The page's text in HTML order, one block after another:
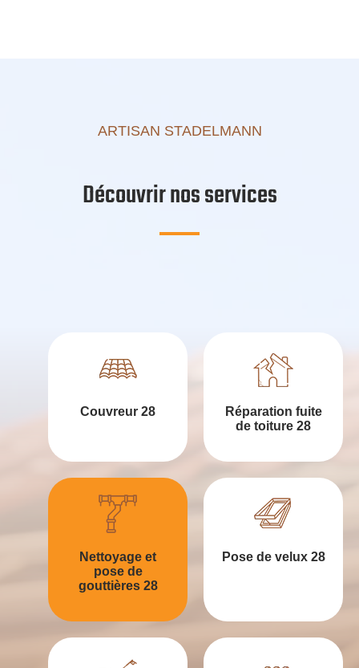
ARTISAN STADELMANN
Découvrir nos services
Couvreur 28
Réparation fuite
de toiture 28
Nettoyage et
pose de
gouttières 28
Pose de velux 28